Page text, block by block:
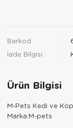
Barkod
İade Bilgisi:
Ürün Bilgisi
M-Pets Kedi ve
Marka:M-pets